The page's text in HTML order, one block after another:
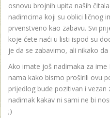
osnovu brojnih upita naših
nadimcima koji su oblici ličnog
prvenstveno kao zabavu. Svi
koje ćete naći u listi ispod su
je da se zabavimo, ali nikako
Ako imate još nadimaka za
nama kako bismo proširili ovu
prijedlog bude pozitivan i
nadimak kakav ni sami ne bi
;)